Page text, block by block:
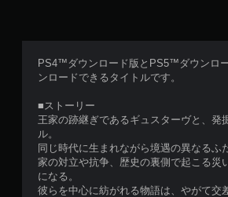
PS4™ダウンロード版とPS5™ダウンロ
ンロードできるタイトルです。
■ストーリー
王家の跡継ぎであるギュスターヴと、発
ル。
同じ時代に生まれながら境遇の異なるふ
家の対立や抗争、歴史の裏側で起こる災
になる。
彼らを中心に紡がれる物語は、やがて交